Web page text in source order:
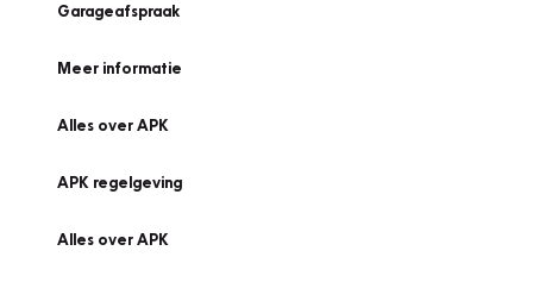
Garageafspraak
Meer informatie
Alles over APK
APK regelgeving
Alles over APK